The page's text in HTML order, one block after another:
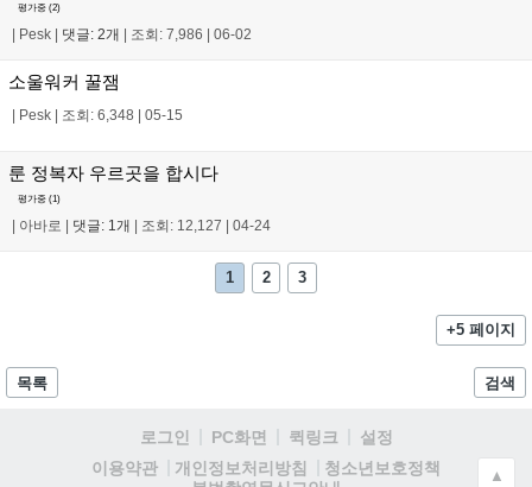
평가중 (2)
Pesk 댓글: 2개 조회: 7,986 06-02
소울워커 꿀잼
Pesk 조회: 6,348 05-15
룬 정복자 우르곳을 합시다
평가중 (1)
| 아바로 | 댓글: 1개 | 조회: 12,127 | 04-24
1 2 3
+5 페이지
목록 검색
로그인 PC화면 퀵링크
설정
이용약관
개인정보처리방침
청소년보호정책
▲